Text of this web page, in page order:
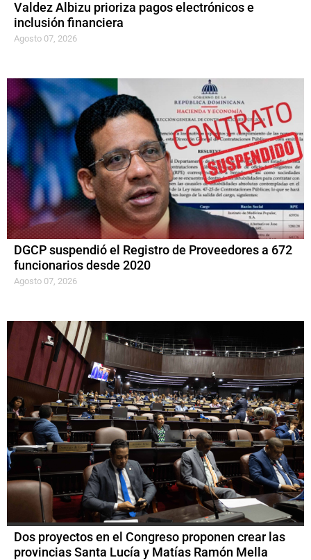
Valdez Albizu prioriza pagos electrónicos e
inclusión financiera
Agosto 07, 2026
DGCP suspendió el Registro de Proveedores a 672
funcionarios desde 2020
Agosto 07, 2026
Dos proyectos en el Congreso proponen crear las
provincias Santa Lucía y Matías Ramón Mella